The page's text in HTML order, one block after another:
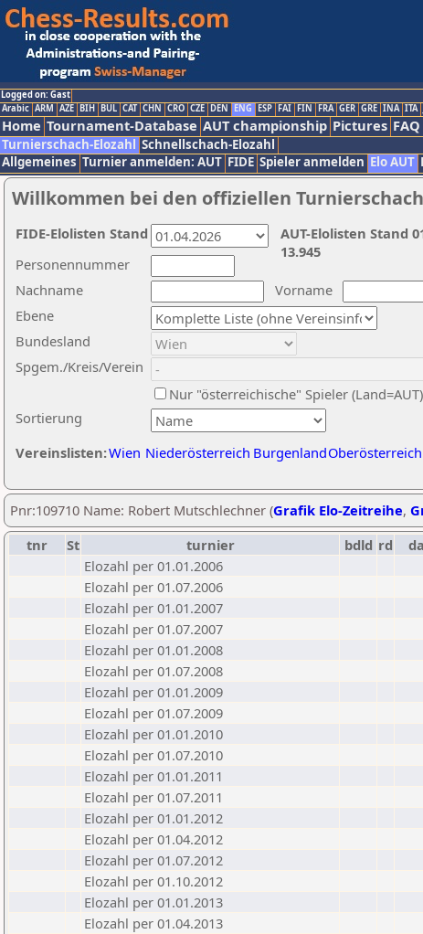
Logged on: Gast
Arabic ARM AZE BIH BUL CAT CHN CRO CZE DEN ENG ESP FAI FIN FRA GER GRE INA ITA
Home Tournament-Database AUT championship Pictures FAQ
Turnierschach-Elozahl Schnellschach-Elozahl
Allgemeines Turnier anmelden: AUT FIDE Spieler anmelden Elo AUT
Willkommen bei den offiziellen
Nachname
Vorname
Ebene
Sortierung
Personennummer
Bundesland
Spgem./Kreis/Verein
Nur "österreichische" Spieler (Land=AUT)
Vereinslisten:Wien Niederösterreich BurgenlandOberösterreich
AUT-Elolisten Stand
13.945
FIDE-Elolisten Stand
Pnr:109710 Name: Robert Mutschlechner (Grafik Elo-Zeitreihe,
tnr
St turnier bdld rd
Elozahl per 01.01.2006
Elozahl per 01.07.2006
Elozahl per 01.01.2007
Elozahl per 01.07.2007
Elozahl per 01.01.2008
Elozahl per 01.07.2008
Elozahl per 01.01.2009
Elozahl per 01.07.2009
Elozahl per 01.01.2010
Elozahl per 01.07.2010
Elozahl per 01.01.2011
Elozahl per 01.07.2011
Elozahl per 01.01.2012
Elozahl per 01.04.2012
Elozahl per 01.07.2012
Elozahl per 01.10.2012
Elozahl per 01.01.2013
Elozahl per 01.04.2013